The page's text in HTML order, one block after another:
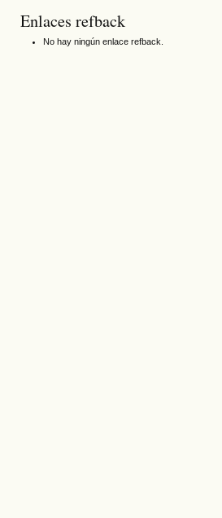
Enlaces refback
No hay ningún enlace refback.